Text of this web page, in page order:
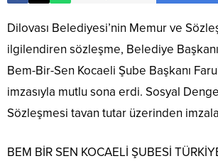
Dilovası Belediyesi’nin Memur ve
ilgilendiren sözleşme, Belediye
Bem-Bir-Sen Kocaeli Şube Başkanı
imzasıyla mutlu sona erdi. Sosyal
Sözleşmesi tavan tutar üzerinden
BEM BİR SEN KOCAELİ ŞUBESİ